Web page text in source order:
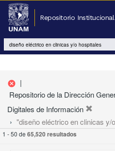
Repositorio
cancel |
Repositorio de la Dirección
Digitales de Información
"diseño eléctrico en clinicas y/
1 - 50 de 65,520 resultados